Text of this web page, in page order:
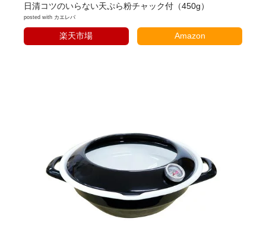
日清コツのいらない天ぷら粉チャック付（450g）
posted with カエレバ
楽天市場 Amazon